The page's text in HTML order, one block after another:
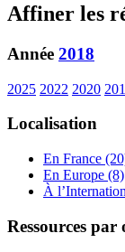
Affiner les
Année 2018
2025 2022 2020
Localisation
En France
En Europe (8)
À
Ressources par